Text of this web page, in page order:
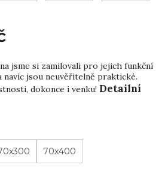
jsme si zamilovali pro jejich funkční
navíc jsou neuvěřitelně praktické.
dokonce i venku! Detailní
70x400